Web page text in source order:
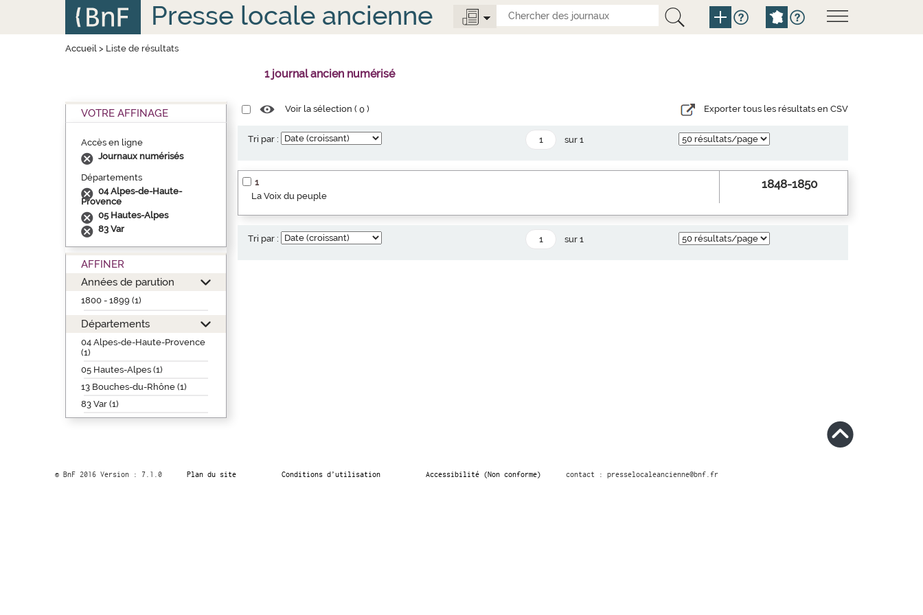
Presse locale ancienne
Accueil> Liste de résultats
1 journal ancien numérisé
VOTRE AFFINAGE
Accès en ligne
Journaux numérisés
Départements
04 Alpes-de-Haute-
Provence
05 Hautes-Alpes
83 Var
AFFINER
Années de parution
1800 - 1899 (1)
Départements
04 Alpes-de-Haute-Provence
(1)
05 Hautes-Alpes (1)
13 Bouches-du-Rhône (1)
83 Var (1)
Voir la sélection (0 ) Exporter tous les résultats en CSV
Tri par : sur 1
1
La Voix du peuple
1848-1850
Tri par : sur 1
© BnF 2016 Version : 7.1.0 Plan du site Conditions d’utilisation Accessibilité (Non conforme) contact : presselocaleancienne@bnf.fr
Panneau de gestion des cookies